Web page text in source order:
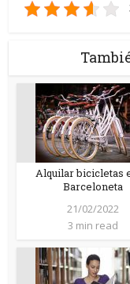
Alquilar bicicletas
Barceloneta
21/02/2022
3 min read